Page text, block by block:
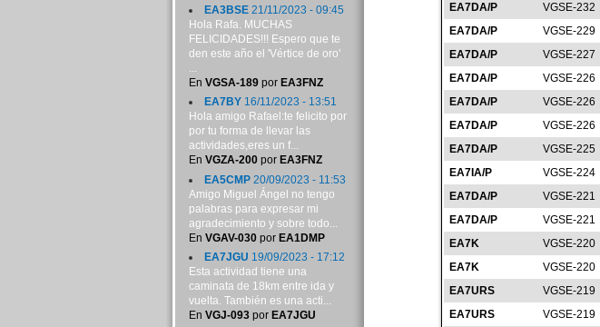
EA7DA/P
VGSE-232
EA7DA/P
VGSE-229
EA7DA/P
VGSE-227
EA7DA/P
VGSE-226
EA7DA/P
VGSE-226
EA7DA/P
VGSE-226
EA7DA/P
VGSE-225
EA7IA/P
VGSE-224
EA7DA/P
VGSE-221
EA7DA/P
VGSE-221
EA7K
VGSE-220
EA7K
VGSE-220
EA7URS
VGSE-219
EA7URS
VGSE-219
EA3BSE21/11/2023 - 09:45
Hola Rafa. MUCHAS
FELICIDADES!!! Espero que te
den este año el 'Vértice de oro'
...
En VGSA-189por EA3FNZ
EA7BY16/11/2023 - 13:51
Hola amigo Rafael:te felicito por
por tu forma de llevar las
actividades,eres un f...
En VGZA-200por EA3FNZ
EA5CMP20/09/2023 - 11:53
Amigo Miguel Ángel no tengo
palabras para expresar mi
agradecimiento y sobre todo...
En VGAV-030por EA1DMP
EA7JGU 19/09/2023 - 17:12
Esta actividad tiene una
caminata de 18km entre ida y
vuelta. También es una acti...
En VGJ-093por EA7JGU